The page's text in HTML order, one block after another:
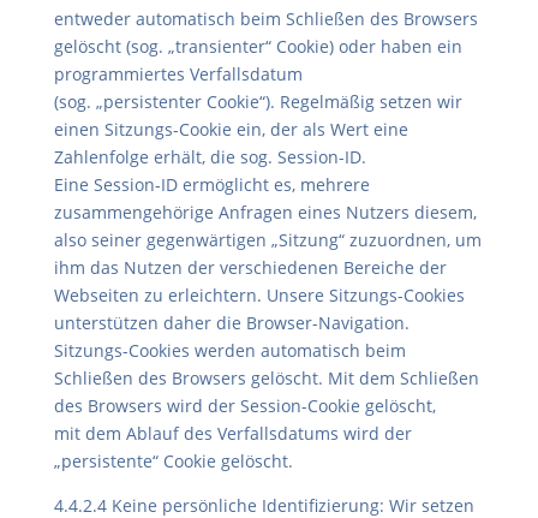
entweder automatisch beim Schließen des Browsers
gelöscht (sog. „transienter“ Cookie) oder haben ein
programmiertes Verfallsdatum
(sog. „persistenter Cookie“). Regelmäßig setzen wir
einen Sitzungs-Cookie ein, der als Wert eine
Zahlenfolge erhält, die sog. Session-ID.
Eine Session-ID ermöglicht es, mehrere
zusammengehörige Anfragen eines Nutzers diesem,
also seiner gegenwärtigen „Sitzung“ zuzuordnen, um
ihm das Nutzen der verschiedenen Bereiche der
Webseiten zu erleichtern. Unsere Sitzungs-Cookies
unterstützen daher die Browser-Navigation.
Sitzungs-Cookies werden automatisch beim
Schließen des Browsers gelöscht. Mit dem Schließen
des Browsers wird der Session-Cookie gelöscht,
mit dem Ablauf des Verfallsdatums wird der
„persistente“ Cookie gelöscht.
4.4.2.4 Keine persönliche Identifizierung: Wir setzen